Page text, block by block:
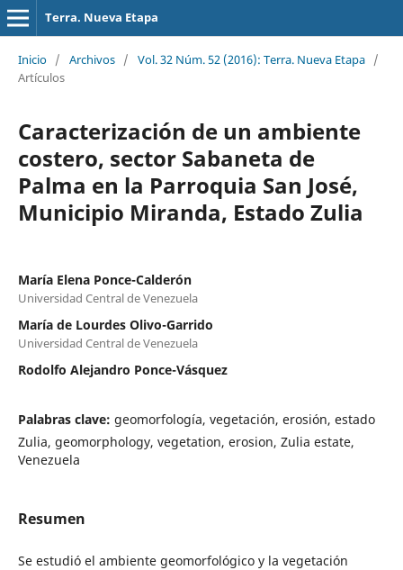
Terra. Nueva Etapa
Inicio / Archivos / Vol. 32 Núm. 52 (2016): Terra. Nueva Etapa /
Artículos
Caracterización de un ambiente
costero, sector Sabaneta de
Palma en la Parroquia San José,
Municipio Miranda, Estado Zulia
María Elena Ponce-Calderón
Universidad Central de Venezuela
María de Lourdes Olivo-Garrido
Universidad Central de Venezuela
Rodolfo Alejandro Ponce-Vásquez
Palabras clave: geomorfología, vegetación, erosión, estado
Zulia, geomorphology, vegetation, erosion, Zulia estate,
Venezuela
Resumen
Se estudió el ambiente geomorfológico y la vegetación